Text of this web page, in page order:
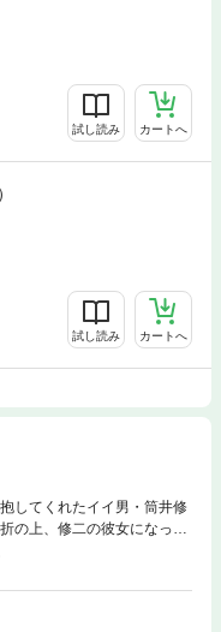
試し読み カートへ
試し読み カートへ
してくれたイイ男・筒井修
の上、修二の彼女になった
！！